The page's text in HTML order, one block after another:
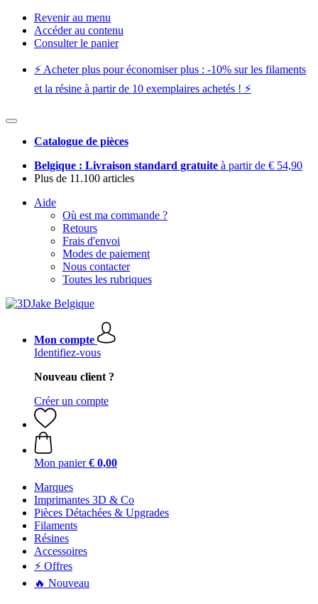
Revenir au menu
Accéder au contenu
Consulter le panier
⚡️ Acheter plus pour économiser plus : -10% sur les filaments
et la résine à partir de 10 exemplaires achetés ! ⚡️
Catalogue de pièces
Belgique : Livraison standard gratuite à partir de € 54,90
Plus de 11.100 articles
Aide
Où est ma commande ?
Retours
Frais d'envoi
Modes de paiement
Nous contacter
Toutes les rubriques
Mon compte
Identifiez-vous
Nouveau client ?
Créer un compte
Mon panier € 0,00
Marques
Imprimantes 3D & Co
Pièces Détachées & Upgrades
Filaments
Résines
Accessoires
⚡ Offres
🔥 Nouveau